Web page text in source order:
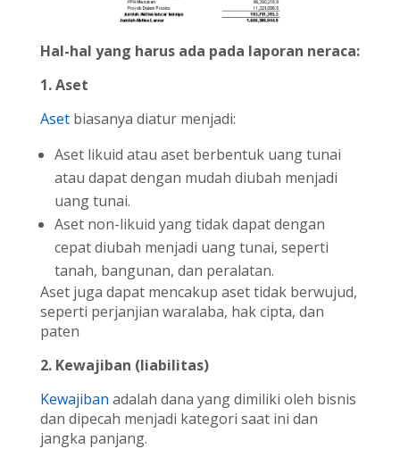
Hal-hal yang harus ada pada laporan neraca:
1. Aset
Asetbiasanya diatur menjadi:
Aset likuid atau aset berbentuk uang tunai
atau dapat dengan mudah diubah menjadi
uang tunai.
Aset non-likuid yang tidak dapat dengan
cepat diubah menjadi uang tunai, seperti
tanah, bangunan, dan peralatan.
Aset juga dapat mencakup aset tidak berwujud,
seperti perjanjian waralaba, hak cipta, dan
paten
2. Kewajiban (liabilitas)
Kewajiban adalah dana yang dimiliki oleh bisnis
dan dipecah menjadi kategori saat ini dan
jangka panjang.